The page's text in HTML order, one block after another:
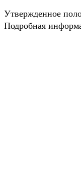
Утвержденное
Подробная